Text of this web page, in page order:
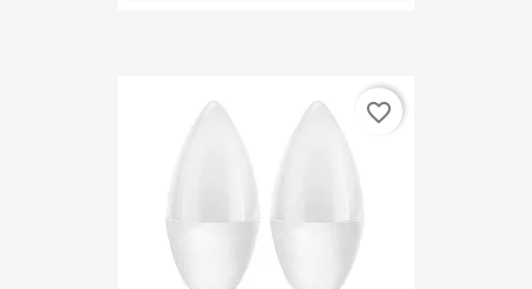
favorite_border